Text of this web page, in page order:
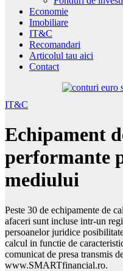
Economie
Imobiliare
IT&C
Recomandari
Articolul tau aici
Contact
IT&C
Echipament
performante
mediului
Peste 30 de echipamente de
afaceri sunt incluse intr-un
persoanelor juridice
calcul in functie de
comunicat de presa transmis
www.SMARTfinancial.ro.